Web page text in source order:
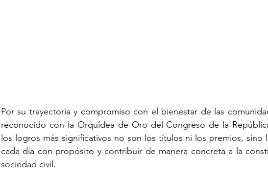
Por su trayectoria y compromiso con el bienestar de las
reconocido con la Orquídea de Oro del Congreso de la
los logros más significativos no son los títulos ni los premios, sino
cada día con propósito y contribuir de manera concreta a la
sociedad civil.